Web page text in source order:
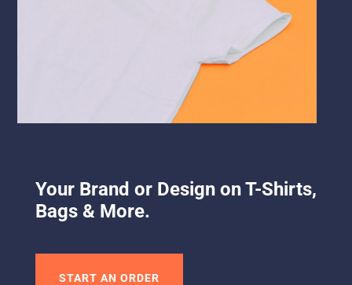
Your Brand or Design on T-Shirts,
Bags & More.
START AN ORDER